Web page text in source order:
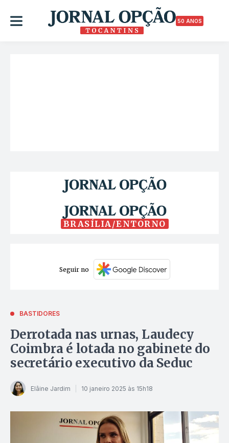
50 ANOS
BRASÍLIA/ENTORNO
Seguir no
BASTIDORES
Derrotada nas urnas, Laudecy
Coimbra é lotada no gabinete do
secretário executivo da Seduc
Elâine Jardim 10 janeiro 2025 às 15h18